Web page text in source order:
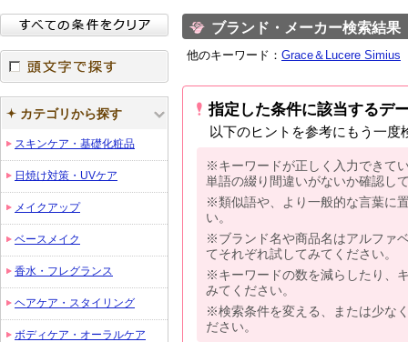
ブランド・メーカー検索結果
他のキーワード： Grace＆Lucere Simius
指定した条件に該当するデ
以下のヒントを参考にもう一度
※キーワードが正しく入力できて
単語の綴り間違いがないか確認し
※類似語や、より一般的な言葉に
い。
※ブランド名や商品名はアルファ
てそれぞれ試してみてください。
※キーワードの数を減らしたり、
みてください。
※検索条件を変える、または少な
ださい。
頭文字で探す
カテゴリから探す
スキンケア・基礎化粧品
日焼け対策・UVケア
メイクアップ
ベースメイク
香水・フレグランス
ヘアケア・スタイリング
ボディケア・オーラルケア